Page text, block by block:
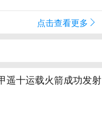
点击查看更多
遥十运载火箭成功发射